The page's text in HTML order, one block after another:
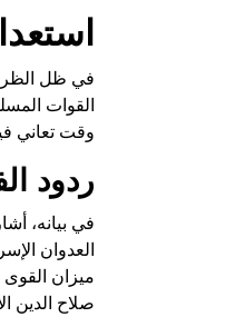
في ظل
القوات
وقت تعاني
ردود
في بيانه،
العدوان
ميزان
صلاح الدين